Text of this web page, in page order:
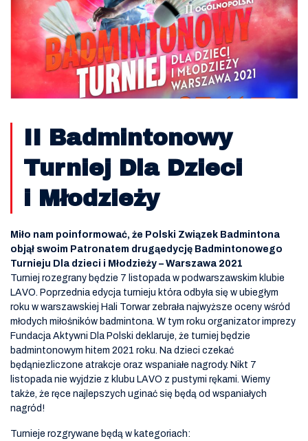
II Badmintonowy
Turniej Dla Dzieci
i Młodzieży
Miło nam poinformować, że Polski Związek Badmintona
objął swoim Patronatem drugąedycję Badmintonowego
Turnieju Dla dzieci i Młodzieży – Warszawa 2021
Turniej rozegrany będzie 7 listopada w podwarszawskim klubie
LAVO. Poprzednia edycja turnieju która odbyła się w ubiegłym
roku w warszawskiej Hali Torwar zebrała najwyższe oceny wśród
młodych miłośników badmintona. W tym roku organizator imprezy
Fundacja Aktywni Dla Polski deklaruje, że turniej będzie
badmintonowym hitem 2021 roku. Na dzieci czekać
będąniezliczone atrakcje oraz wspaniałe nagrody. Nikt 7
listopada nie wyjdzie z klubu LAVO z pustymi rękami. Wiemy
także, że ręce najlepszych uginać się będą od wspaniałych
nagród!
Turnieje rozgrywane będą w kategoriach: